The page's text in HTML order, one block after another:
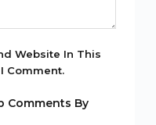
Website In This
Comment.
Comments By